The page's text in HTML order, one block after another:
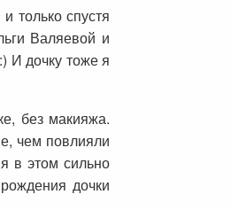
только спустя
Валяевой и
И дочку тоже я
без макияжа.
чем повлияли
в этом сильно
дочки